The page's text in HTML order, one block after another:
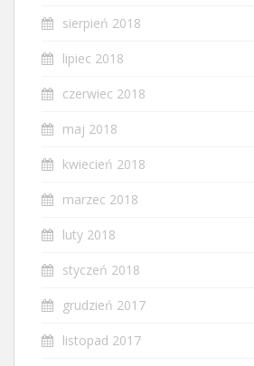
sierpień 2018
lipiec 2018
czerwiec 2018
maj 2018
kwiecień 2018
marzec 2018
luty 2018
styczeń 2018
grudzień 2017
listopad 2017